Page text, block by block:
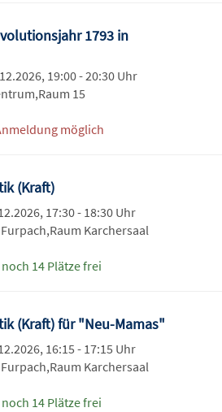
1793 in
19:00 - 20:30 Uhr
15
möglich
(Kraft)
17:30 - 18:30 Uhr
Karchersaal
noch 14 Plätze frei
(Kraft) für "Neu-Mamas"
16:15 - 17:15 Uhr
Karchersaal
noch 14 Plätze frei